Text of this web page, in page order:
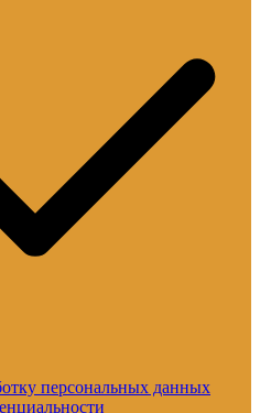
персональных данных